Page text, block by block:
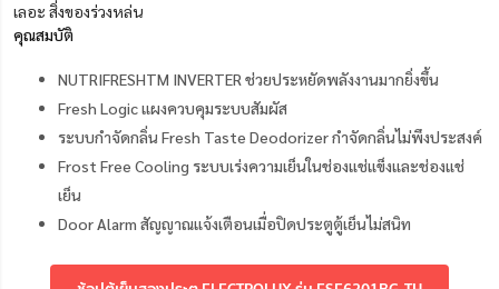
เลอะ สิ่งของร่วงหล่น
คุณสมบัติ
NUTRIFRESHTM INVERTER ช่วยประหยัดพลังงานมากยิ่งขึ้น
Fresh Logic แผงควบคุมระบบสัมผัส
ระบบกำจัดกลิ่น Fresh Taste Deodorizer กำจัดกลิ่นไม่พึงประสงค์
Frost Free Cooling ระบบเร่งความเย็นในช่องแช่แข็งและช่องแช่
เย็น
Door Alarm สัญญาณแจ้งเตือนเมื่อปิดประตูตู้เย็นไม่สนิท